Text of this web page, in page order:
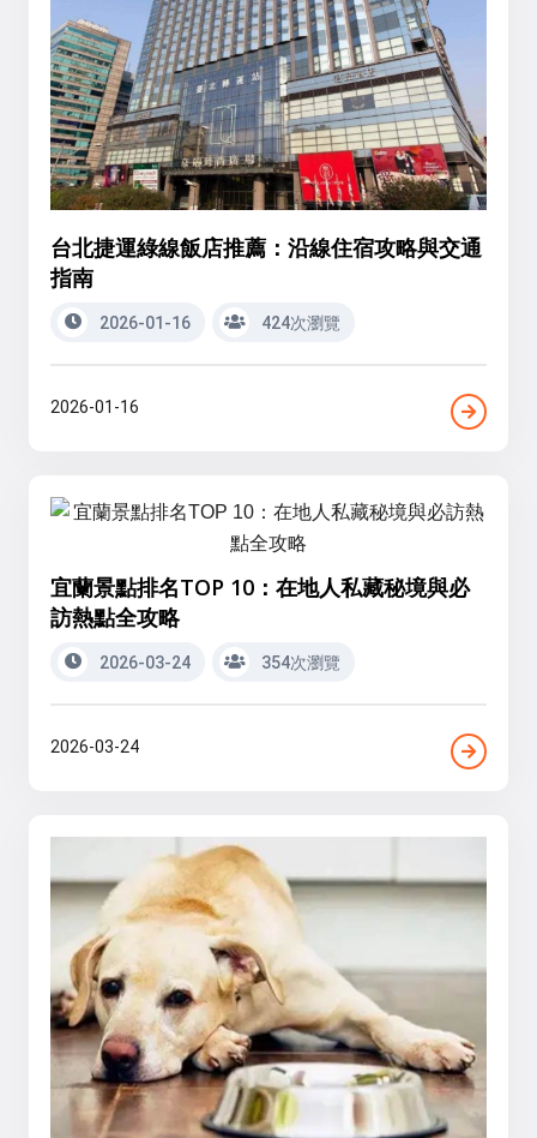
台北捷運綠線飯店推薦：沿線住宿攻略與交通
指南
2026-01-16 424次瀏覽
2026-01-16
宜蘭景點排名TOP 10：在地人私藏秘境與必
訪熱點全攻略
2026-03-24 354次瀏覽
2026-03-24